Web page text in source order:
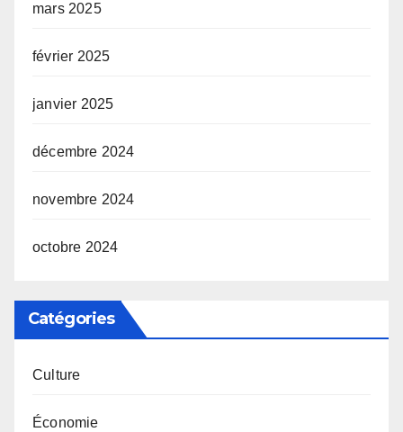
mars 2025
février 2025
janvier 2025
décembre 2024
novembre 2024
octobre 2024
Catégories
Culture
Économie